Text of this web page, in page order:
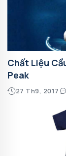
Chất Liệu
Peak
27 Th9, 2017